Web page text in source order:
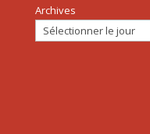
Archives